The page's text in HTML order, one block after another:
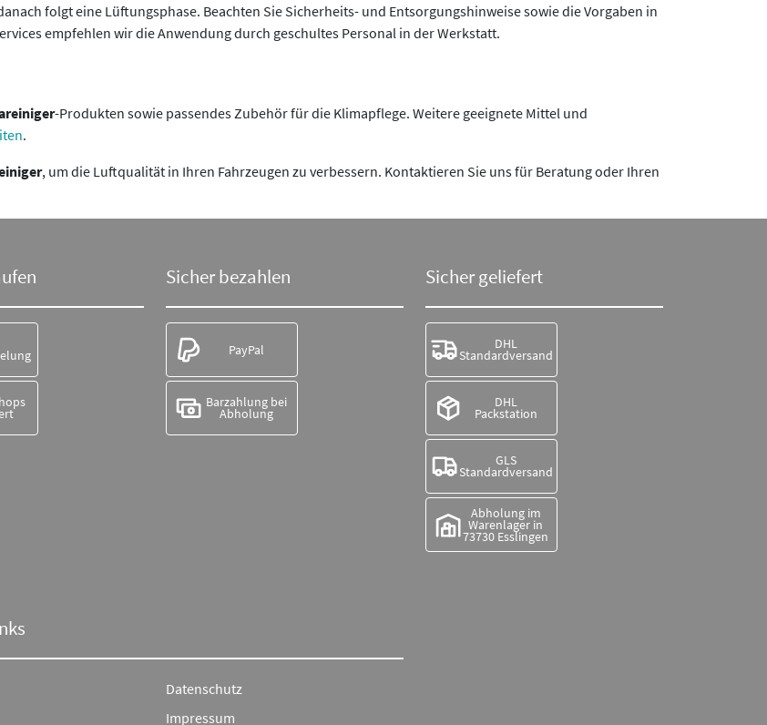
folgt eine Lüftungsphase. Beachten Sie Sicherheits- und Entsorgungshinweise sowie die Vorgaben in
empfehlen wir die Anwendung durch geschultes Personal in der Werkstatt.
-Produkten sowie passendes Zubehör für die Klimapflege. Weitere geeignete Mittel und
.
, um die Luftqualität in Ihren Fahrzeugen zu verbessern. Kontaktieren Sie uns für Beratung oder Ihren
Sicher bezahlen
PayPal
Barzahlung bei
Abholung
Sicher geliefert
DHL
Standardversand
DHL
Packstation
GLS
Standardversand
Abholung im
Warenlager in
73730 Esslingen
Datenschutz
Impressum